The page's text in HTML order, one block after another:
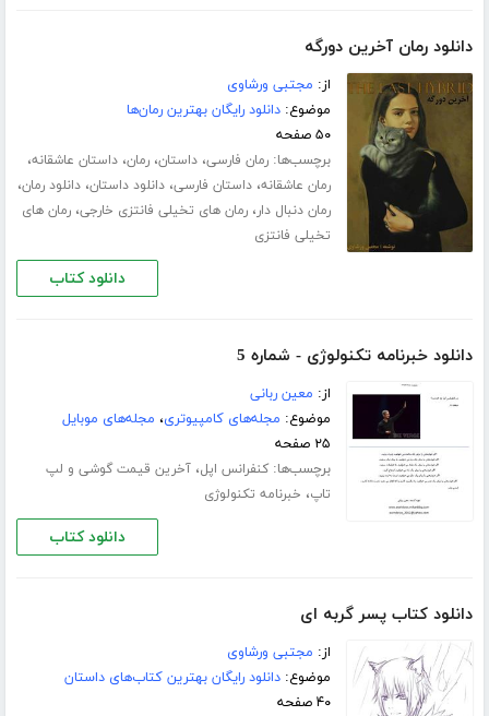
دانلود رمان آخرین دورگه
از: مجتبی ورشاوی
موضوع:دانلود رایگان بهترین رمان‌ها
۵۰ صفحه
برچسب‌ها:رمان فارسی،داستان،رمان،داستان عاشقانه،
رمان عاشقانه،داستان فارسی،دانلود داستان،دانلود رمان،
رمان دنبال دار،رمان های تخیلی فانتزی خارجی،رمان های
تخیلی فانتزی
دانلود کتاب
دانلود خبرنامه تکنولوژی - شماره 5
از: معین ربانی
موضوع: مجله‌های کامپیوتری، مجله‌های موبایل
۲۵ صفحه
برچسب‌ها:کنفرانس اپل،آخرین قیمت گوشی و لپ
تاپ، خبرنامه تکنولوژی
دانلود کتاب
دانلود کتاب پسر گربه ای
از: مجتبی ورشاوی
موضوع:دانلود رایگان بهترین کتاب‌های داستان
۴۰ صفحه